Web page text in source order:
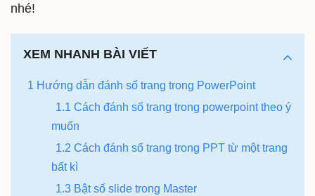
nhé!
XEM NHANH BÀI VIẾT
1 Hướng dẫn đánh số trang trong PowerPoint
1.1 Cách đánh số trang trong powerpoint theo ý
muốn
1.2 Cách đánh số trang trong PPT từ một trang
bất kì
1.3 Bật số slide trong Master